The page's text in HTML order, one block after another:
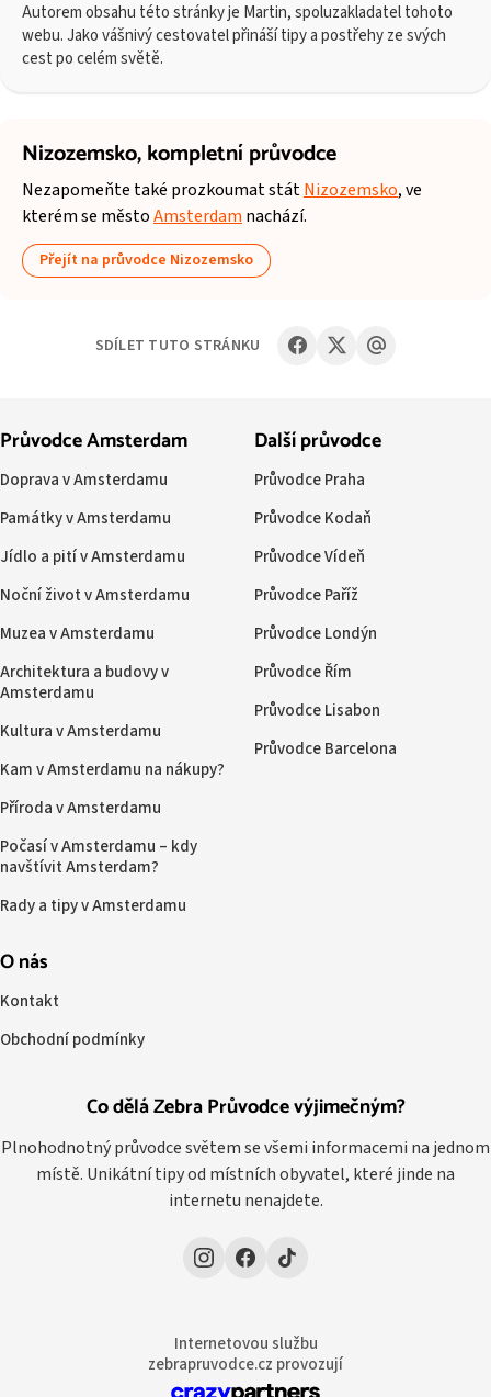
Autorem obsahu této stránky je Martin, spoluzakladatel tohoto
webu. Jako vášnivý cestovatel přináší tipy a postřehy ze svých
cest po celém světě.
Nizozemsko,kompletní průvodce
Nezapomeňte také prozkoumat státNizozemsko, ve
kterém se městoAmsterdam nachází.
Přejít na průvodce Nizozemsko
SDÍLET TUTO STRÁNKU
Co dělá Zebra Průvodce výjimečným?
Plnohodnotný průvodce světem se všemi informacemi na jednom
místě. Unikátní tipy od místních obyvatel, které jinde na
internetu nenajdete.
Průvodce Amsterdam
Doprava v Amsterdamu
Památky v Amsterdamu
Jídlo a pití v Amsterdamu
Noční život v Amsterdamu
Muzea v Amsterdamu
Architektura a budovy v
Amsterdamu
Kultura v Amsterdamu
Kam v Amsterdamu na nákupy?
Příroda v Amsterdamu
Počasí v Amsterdamu – kdy
navštívit Amsterdam?
Rady a tipy v Amsterdamu
Další průvodce
Průvodce Praha
Průvodce Kodaň
Průvodce Vídeň
Průvodce Paříž
Průvodce Londýn
Průvodce Řím
Průvodce Lisabon
Průvodce Barcelona
O nás
Kontakt
Obchodní podmínky
Internetovou službu
zebrapruvodce.cz provozují